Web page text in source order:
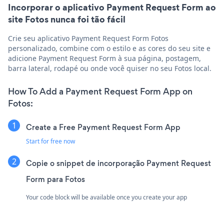
Incorporar o aplicativo Payment Request Form ao
site Fotos nunca foi tão fácil
Crie seu aplicativo Payment Request Form Fotos
personalizado, combine com o estilo e as cores do seu site e
adicione Payment Request Form à sua página, postagem,
barra lateral, rodapé ou onde você quiser no seu Fotos local.
How To Add a Payment Request Form App on
Fotos:
Create a Free Payment Request Form App
Start for free now
Copie o snippet de incorporação Payment Request
Form para Fotos
Your code block will be available once you create your app